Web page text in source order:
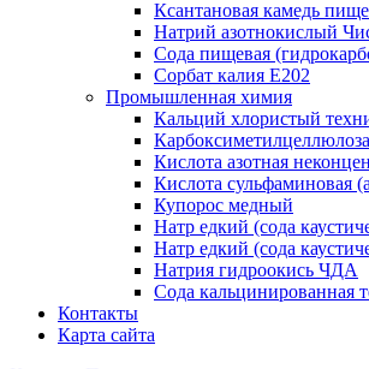
Ксантановая камедь
Натрий азотнокислый
Сода пищевая
Сорбат калия Е202
Промышленная химия
Кальций хлористый
Кислота азотная
Кислота сульфаминовая
Купорос медный
Натр едкий (сода
Натр едкий (сода
Натрия гидроокись ЧДА
Сода кальцинированная
Контакты
Карта сайта